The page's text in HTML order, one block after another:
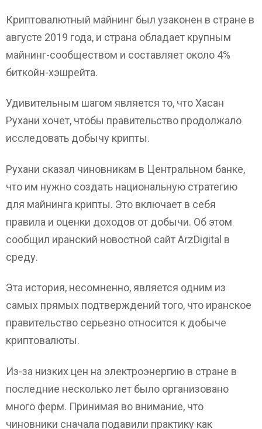
Криптовалютный майнинг был узаконен в стране в
августе 2019 года, и страна обладает крупным
майнинг-сообществом и составляет около 4%
биткойн-хэшрейта.
Удивительным шагом является то, что Хасан
Рухани хочет, чтобы правительство продолжало
исследовать добычу крипты.
Рухани сказал чиновникам в Центральном банке,
что им нужно создать национальную стратегию
для майнинга крипты. Это включает в себя
правила и оценки доходов от добычи. Об этом
сообщил иранский новостной сайт ArzDigital в
среду.
Эта история, несомненно, является одним из
самых прямых подтверждений того, что иранское
правительство серьезно относится к добыче
криптовалюты.
Из-за низких цен на электроэнергию в стране в
последние несколько лет было организовано
много ферм. Принимая во внимание, что
чиновники сначала подавили практику как